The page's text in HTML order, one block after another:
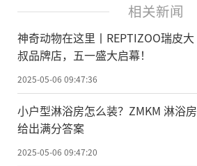
相关新闻
神奇动物在这里丨REPTIZOO瑞皮大
叔品牌店，五一盛大启幕！
2025-05-06 09:47:36
小户型淋浴房怎么装？ZMKM 淋浴房
给出满分答案
2025-05-06 09:47:20